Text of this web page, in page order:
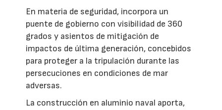
En materia de seguridad, incorpora un
puente de gobierno con visibilidad de 360
grados y asientos de mitigación de
impactos de última generación, concebidos
para proteger a la tripulación durante las
persecuciones en condiciones de mar
adversas.
La construcción en aluminio naval aporta,